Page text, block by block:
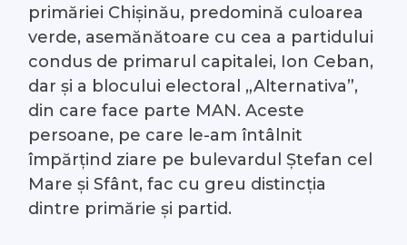
primăriei Chișinău, predomină culoarea
verde, asemănătoare cu cea a partidului
condus de primarul capitalei, Ion Ceban,
dar și a blocului electoral „Alternativa”,
din care face parte MAN. Aceste
persoane, pe care le-am întâlnit
împărțind ziare pe bulevardul Ștefan cel
Mare și Sfânt, fac cu greu distincția
dintre primărie și partid.